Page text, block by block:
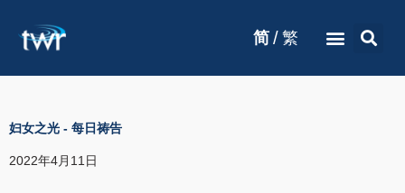
简 / 繁
妇女之光 - 每日祷告
2022年4月11日